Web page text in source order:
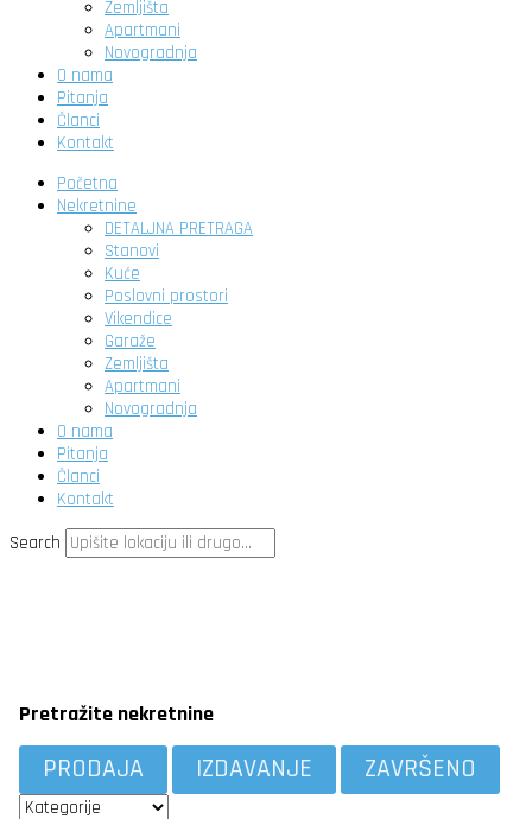
Zemljišta
Apartmani
Novogradnja
O nama
Pitanja
Članci
Kontakt
Početna
Nekretnine
DETALJNA PRETRAGA
Stanovi
Kuće
Poslovni prostori
Vikendice
Garaže
Zemljišta
Apartmani
Novogradnja
O nama
Pitanja
Članci
Kontakt
Search
Pretražite nekretnine
PRODAJA IZDAVANJE ZAVRŠENO